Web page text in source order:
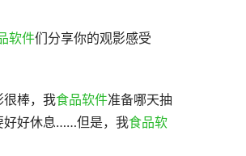
软件们分享你的观影感受
很棒，我食品软件准备哪天抽
好好休息……但是，我食品软